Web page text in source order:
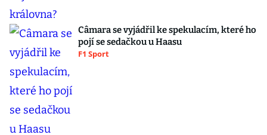
Câmara se vyjádřil ke spekulacím, které ho
pojí se sedačkou u Haasu
F1 Sport